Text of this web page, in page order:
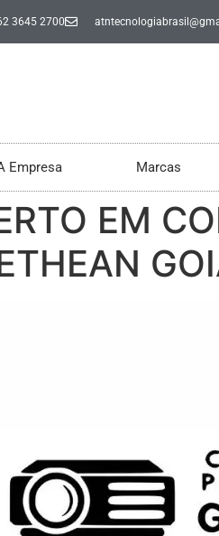
3645 2700
Empresa Marcas
EM